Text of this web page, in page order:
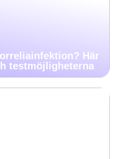
Här
testmöjligheterna